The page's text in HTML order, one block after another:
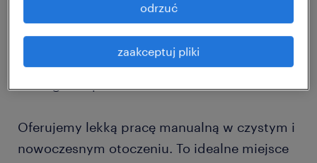
szczegóły oferty
Szukasz stabilnego zatrudnienia? Dołącz do
Oferujemy lekką pracę manualną w czystym i
nowoczesnym otoczeniu. To idealne miejsce
zaakceptuj pliki
odrzuć